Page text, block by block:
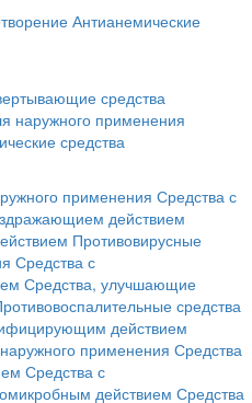
Антианемические
средства
наружного применения
средства
применения Средства с
действием
Противовирусные
Средства с
Средства, улучшающие
средства
действием
применения Средства
Средства с
действием Средства